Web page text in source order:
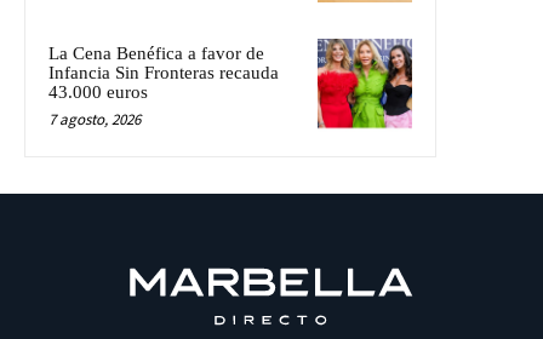
La Cena Benéfica a favor de
Infancia Sin Fronteras recauda
43.000 euros
7 agosto, 2026